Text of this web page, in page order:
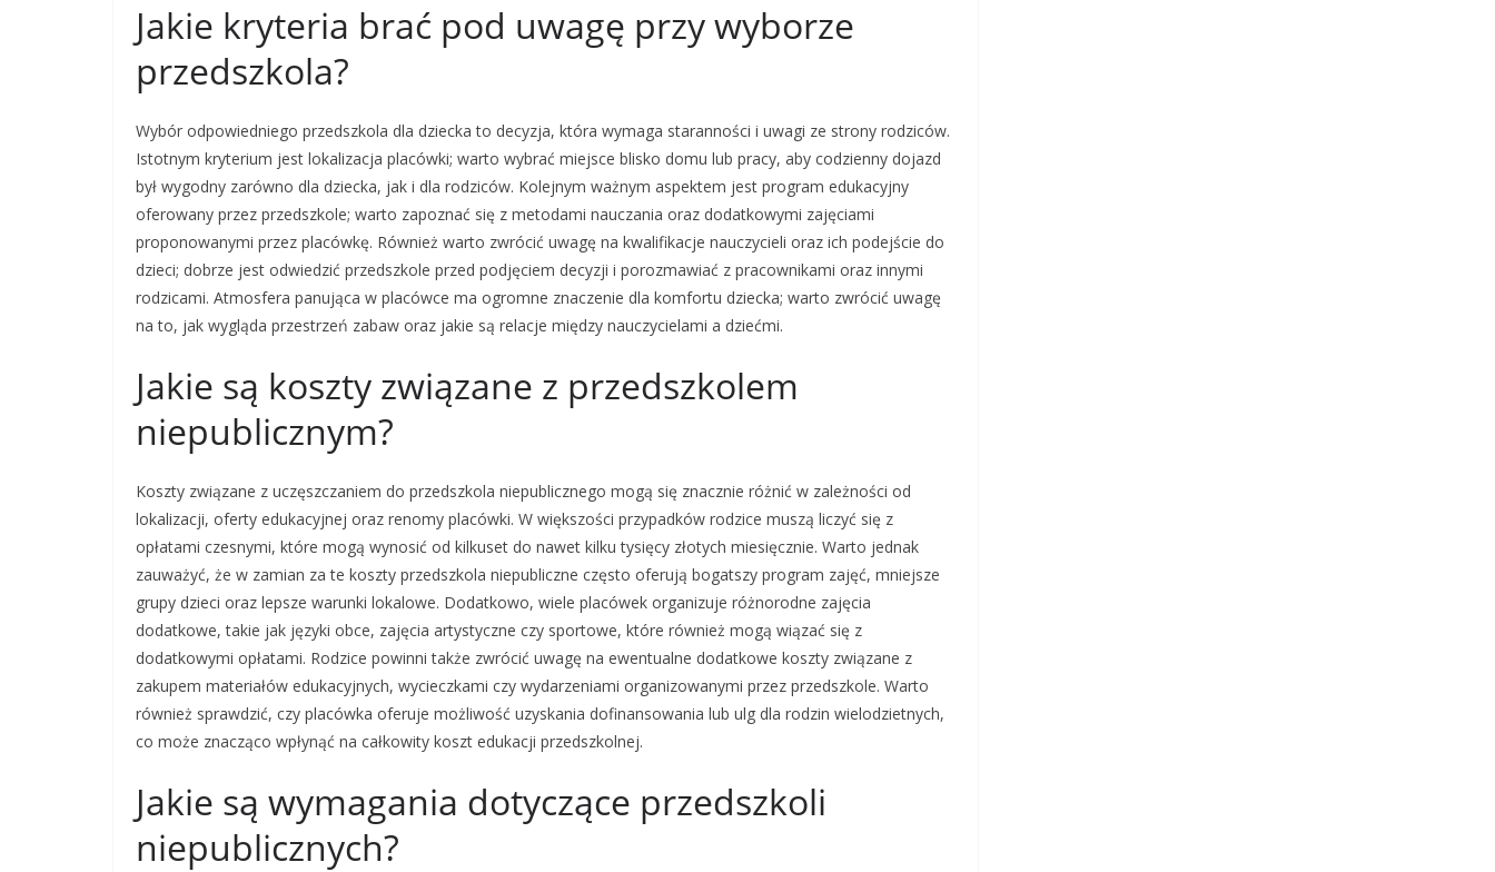
Jakie kryteria brać pod uwagę przy wyborze
przedszkola?
Wybór odpowiedniego przedszkola dla dziecka to decyzja, która wymaga staranności i uwagi ze strony rodziców.
Istotnym kryterium jest lokalizacja placówki; warto wybrać miejsce blisko domu lub pracy, aby codzienny dojazd
był wygodny zarówno dla dziecka, jak i dla rodziców. Kolejnym ważnym aspektem jest program edukacyjny
oferowany przez przedszkole; warto zapoznać się z metodami nauczania oraz dodatkowymi zajęciami
proponowanymi przez placówkę. Również warto zwrócić uwagę na kwalifikacje nauczycieli oraz ich podejście do
dzieci; dobrze jest odwiedzić przedszkole przed podjęciem decyzji i porozmawiać z pracownikami oraz innymi
rodzicami. Atmosfera panująca w placówce ma ogromne znaczenie dla komfortu dziecka; warto zwrócić uwagę
na to, jak wygląda przestrzeń zabaw oraz jakie są relacje między nauczycielami a dziećmi.
Jakie są koszty związane z przedszkolem
niepublicznym?
Koszty związane z uczęszczaniem do przedszkola niepublicznego mogą się znacznie różnić w zależności od
lokalizacji, oferty edukacyjnej oraz renomy placówki. W większości przypadków rodzice muszą liczyć się z
opłatami czesnymi, które mogą wynosić od kilkuset do nawet kilku tysięcy złotych miesięcznie. Warto jednak
zauważyć, że w zamian za te koszty przedszkola niepubliczne często oferują bogatszy program zajęć, mniejsze
grupy dzieci oraz lepsze warunki lokalowe. Dodatkowo, wiele placówek organizuje różnorodne zajęcia
dodatkowe, takie jak języki obce, zajęcia artystyczne czy sportowe, które również mogą wiązać się z
dodatkowymi opłatami. Rodzice powinni także zwrócić uwagę na ewentualne dodatkowe koszty związane z
zakupem materiałów edukacyjnych, wycieczkami czy wydarzeniami organizowanymi przez przedszkole. Warto
również sprawdzić, czy placówka oferuje możliwość uzyskania dofinansowania lub ulg dla rodzin wielodzietnych,
co może znacząco wpłynąć na całkowity koszt edukacji przedszkolnej.
Jakie są wymagania dotyczące przedszkoli
niepublicznych?